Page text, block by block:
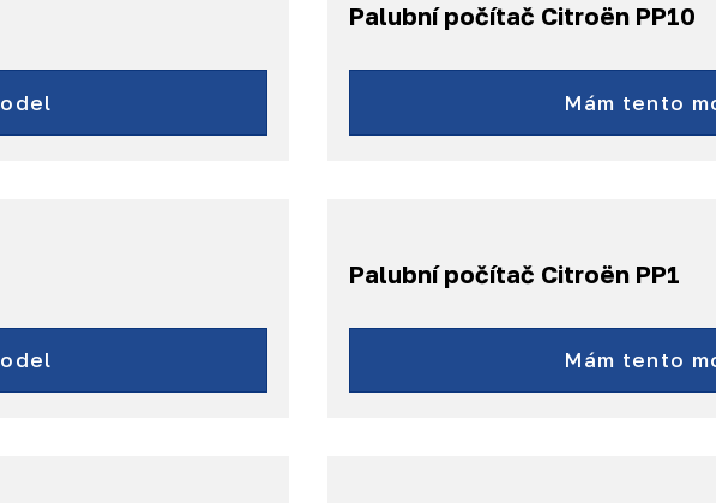
Palubní počítač Citroën PP10
Jumper
ë-Jumper
a další
Mám tento
Palubní počítač Citroën PP1
Jumper
a další...
Mám tento